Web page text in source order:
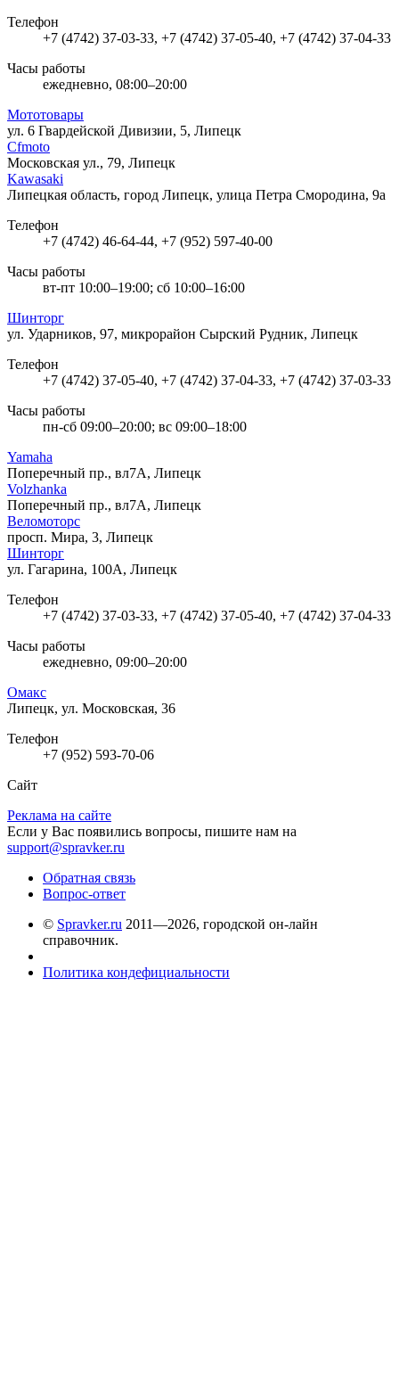
Телефон
+7 (4742) 37-03-33, +7 (4742) 37-05-40, +7 (4742) 37-04-33
Часы работы
ежедневно, 08:00–20:00
Мототовары
ул. 6 Гвардейской Дивизии, 5, Липецк
Cfmoto
Московская ул., 79, Липецк
Kawasaki
Липецкая область, город Липецк, улица Петра Смородина, 9а
Телефон
+7 (4742) 46-64-44, +7 (952) 597-40-00
Часы работы
вт-пт 10:00–19:00; сб 10:00–16:00
Шинторг
ул. Ударников, 97, микрорайон Сырский Рудник, Липецк
Телефон
+7 (4742) 37-05-40, +7 (4742) 37-04-33, +7 (4742) 37-03-33
Часы работы
пн-сб 09:00–20:00; вс 09:00–18:00
Yamaha
Поперечный пр., вл7А, Липецк
Volzhanka
Поперечный пр., вл7А, Липецк
Веломоторс
просп. Мира, 3, Липецк
Шинторг
ул. Гагарина, 100А, Липецк
Телефон
+7 (4742) 37-03-33, +7 (4742) 37-05-40, +7 (4742) 37-04-33
Часы работы
ежедневно, 09:00–20:00
Омакс
Липецк, ул. Московская, 36
Телефон
+7 (952) 593-70-06
Сайт
Реклама на сайте
Если у Вас появились вопросы, пишите нам на
support@spravker.ru
Обратная связь
Вопрос-ответ
© Spravker.ru 2011—2026, городской он-лайн
справочник.
Политика кондефициальности